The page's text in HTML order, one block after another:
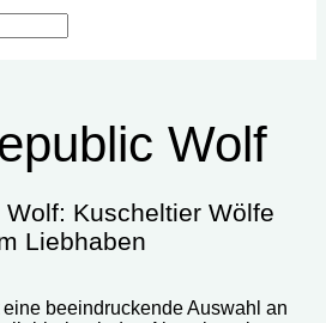
Wolf
Kuscheltier Wölfe
Liebhaben
beeindruckende Auswahl an